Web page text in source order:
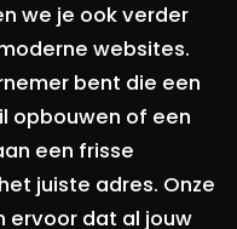
we je ook verder
websites.
bent die een
opbouwen of een
een frisse
juiste adres. Onze
ervoor dat al jouw